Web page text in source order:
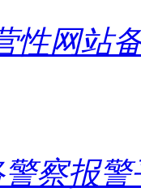
性网站
察报警